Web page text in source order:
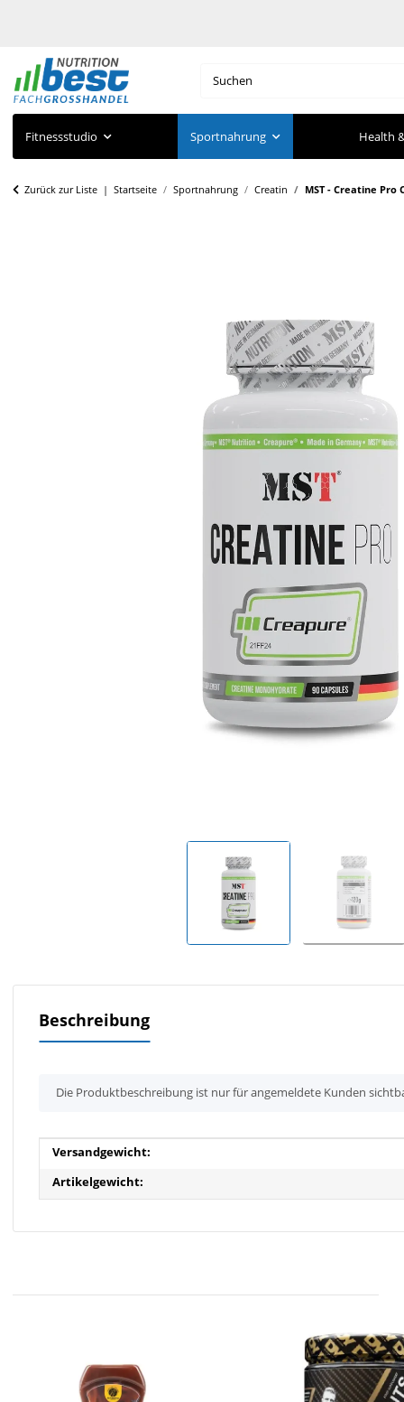
Fitnessstudio Sportnahrung Health
Zurück zur Liste Startseite Sportnahrung Creatin MST - Creatine Pro
Beschreibung
x
Die Produktbeschreibung ist nur für angemeldete Kunden
Produkteigenschaft
Wert
Versandgewicht:
Artikelgewicht: